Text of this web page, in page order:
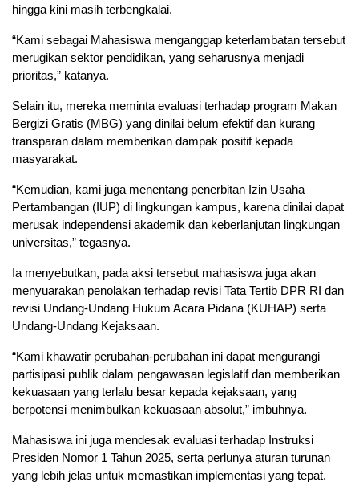
hingga kini masih terbengkalai.
“Kami sebagai Mahasiswa menganggap keterlambatan tersebut
merugikan sektor pendidikan, yang seharusnya menjadi
prioritas,” katanya.
Selain itu, mereka meminta evaluasi terhadap program Makan
Bergizi Gratis (MBG) yang dinilai belum efektif dan kurang
transparan dalam memberikan dampak positif kepada
masyarakat.
“Kemudian, kami juga menentang penerbitan Izin Usaha
Pertambangan (IUP) di lingkungan kampus, karena dinilai dapat
merusak independensi akademik dan keberlanjutan lingkungan
universitas,” tegasnya.
Ia menyebutkan, pada aksi tersebut mahasiswa juga akan
menyuarakan penolakan terhadap revisi Tata Tertib DPR RI dan
revisi Undang-Undang Hukum Acara Pidana (KUHAP) serta
Undang-Undang Kejaksaan.
“Kami khawatir perubahan-perubahan ini dapat mengurangi
partisipasi publik dalam pengawasan legislatif dan memberikan
kekuasaan yang terlalu besar kepada kejaksaan, yang
berpotensi menimbulkan kekuasaan absolut,” imbuhnya.
Mahasiswa ini juga mendesak evaluasi terhadap Instruksi
Presiden Nomor 1 Tahun 2025, serta perlunya aturan turunan
yang lebih jelas untuk memastikan implementasi yang tepat.